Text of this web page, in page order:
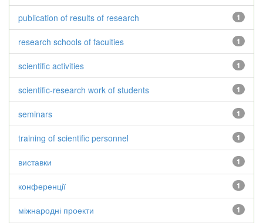
1
publication of results of research
1
research schools of faculties
1
scientific activities
1
scientific-research work of students
1
seminars
1
training of scientific personnel
1
виставки
1
конференції
1
міжнародні проекти